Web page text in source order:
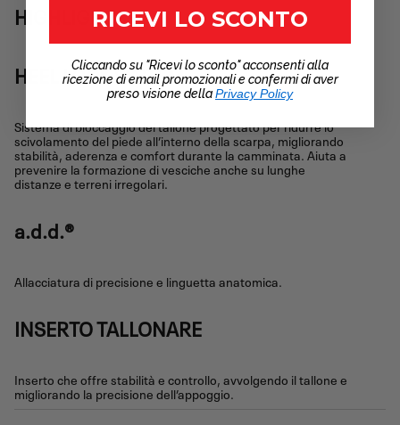
HIGHLIGHTS
HEEL LOCK SYSTEM
Sistema di bloccaggio del tallone progettato per ridurre lo
scivolamento del piede all’interno della scarpa, migliorando
stabilità, aderenza e comfort durante la camminata. Aiuta a
prevenire la formazione di vesciche anche su lunghe
distanze e terreni irregolari.
a.d.d.®
Allacciatura di precisione e linguetta anatomica.
INSERTO TALLONARE
Inserto che offre stabilità e controllo, avvolgendo il tallone e
migliorando la precisione dell’appoggio.
RICEVI LO SCONTO
Cliccando su "Ricevi lo sconto" acconsenti alla
ricezione di email promozionali e confermi di aver
preso visione dellaPrivacy Policy